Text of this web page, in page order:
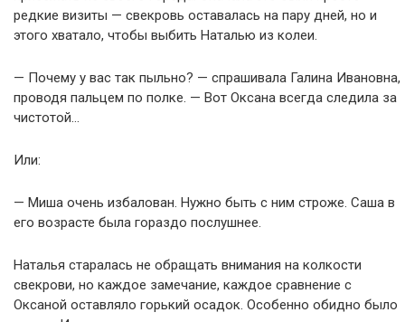
редкие визиты — свекровь оставалась на пару дней, но и
этого хватало, чтобы выбить Наталью из колеи.
— Почему у вас так пыльно? — спрашивала Галина Ивановна,
проводя пальцем по полке. — Вот Оксана всегда следила за
чистотой…
Или:
— Миша очень избалован. Нужно быть с ним строже. Саша в
его возрасте была гораздо послушнее.
Наталья старалась не обращать внимания на колкости
свекрови, но каждое замечание, каждое сравнение с
Оксаной оставляло горький осадок. Особенно обидно было